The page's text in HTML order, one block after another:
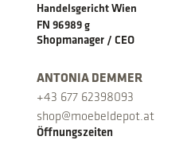
Handelsgericht Wien
FN 96989 g
Shopmanager / CEO
ANTONIA DEMMER
+43 677 62398093
shop@moebeldepot.at
Öffnungszeiten